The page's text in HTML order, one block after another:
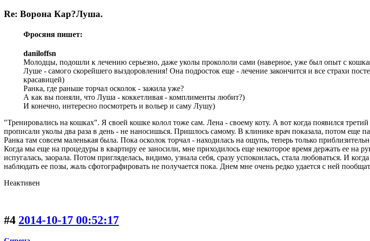
Re: Ворона Кар?Луша.
Фросяня пишет:
daniloffsn
Молодцы, подошли к лечению серьезно, даже уколы прокололи сами (наверное, уже был опыт с
Луше - самого скорейшего выздоровления! Она подросток еще - лечение закончится и все страхи
красавицей)
Ранка, где раньше торчал осколок - зажила уже?
А как вы поняли, что Луша - коккетливая - комплименты любит?)
И конечно, интересно посмотреть и вольер и саму Лушу)
"Тренировались на кошках". Я своей кошке колол тоже сам. Лена - своему коту. А вот когда появился
прописали уколы два раза в день - не наносишься. Пришлось самому. В клинике врач показала, потом еще
Ранка там совсем маленькая была. Пока осколок торчал - находилась на ощупь, теперь только
Когда мы еще на процедуры в квартиру ее заносили, мне приходилось еще некоторое время держать ее на
испугалась, заорала. Потом пригляделась, видимо, узнала себя, сразу успокоилась, стала любоваться. И
наблюдать ее позы, жаль сфотографировать не получается пока. Днем мне очень редко удается с ней
Неактивен
#4 2014-10-17 00:52:17